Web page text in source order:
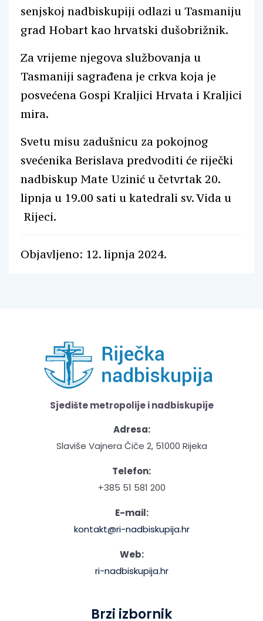
senjskoj nadbiskupiji odlazi u Tasmaniju
grad Hobart kao hrvatski dušobrižnik.
Za vrijeme njegova službovanja u
Tasmaniji sagrađena je crkva koja je
posvećena Gospi Kraljici Hrvata i Kraljici
mira.
Svetu misu zadušnicu za pokojnog
svećenika Berislava predvoditi će riječki
nadbiskup Mate Uzinić u četvrtak 20.
lipnja u 19.00 sati u katedrali sv. Vida u
Rijeci.
Objavljeno: 12. lipnja 2024.
Sjedište metropolije i nadbiskupije
Adresa:
Slaviše Vajnera Čiče 2, 51000 Rijeka
Telefon:
+385 51 581 200
E-mail:
kontakt@ri-nadbiskupija.hr
Web:
ri-nadbiskupija.hr
Brzi izbornik